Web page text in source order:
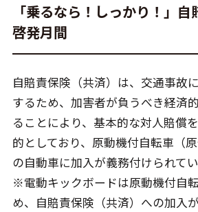
「乗るなら！しっかり！」自
啓発月間
自賠責保険（共済）は、交通事故
するため、加害者が負うべき経済
ることにより、基本的な対人賠償
的としており、原動機付自転車（
の自動車に加入が義務付けられてい
※電動キックボードは原動機付自
め、自賠責保険（共済）への加入が